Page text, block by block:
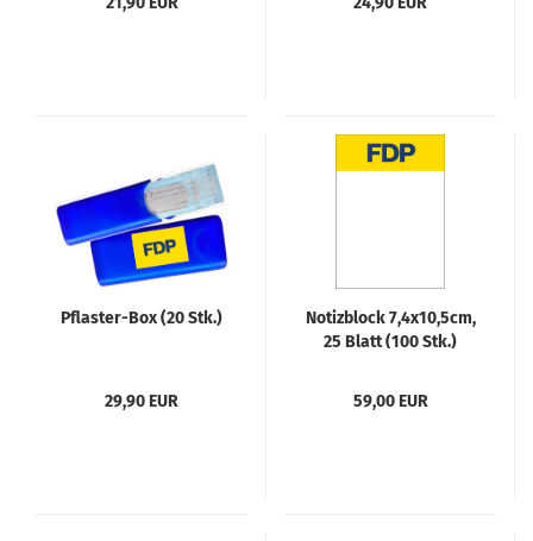
Pflaster-Box (20 Stk.)
29,90 EUR
Notizblock 7,4x10,5cm,
25 Blatt (100 Stk.)
59,00 EUR